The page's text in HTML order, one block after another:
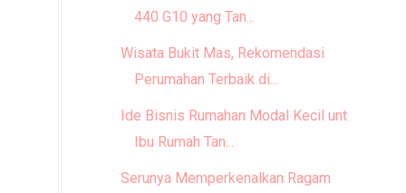
440 G10 yang Tan...
Wisata Bukit Mas, Rekomendasi
Perumahan Terbaik di...
Ide Bisnis Rumahan Modal Kecil untuk
Ibu Rumah Tan...
Serunya Memperkenalkan Ragam